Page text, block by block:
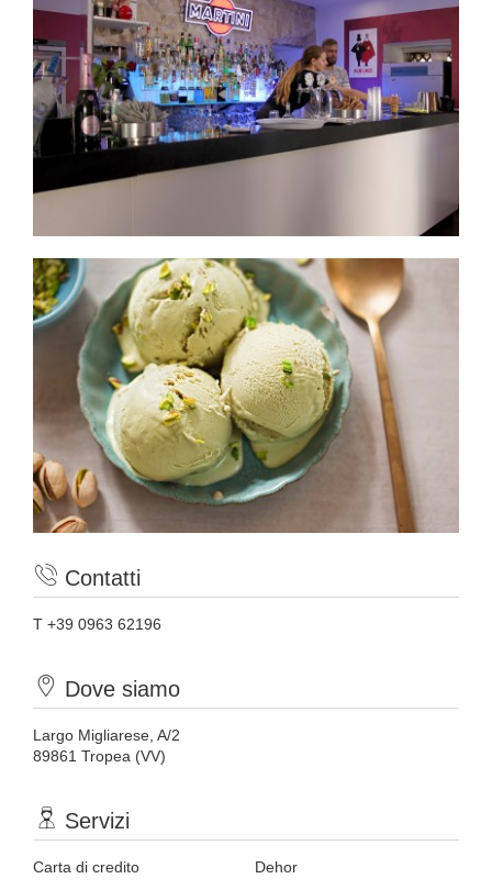
Contatti
T +39 0963 62196
Dove siamo
Largo Migliarese, A/2
89861 Tropea (VV)
Servizi
Carta di credito Dehor